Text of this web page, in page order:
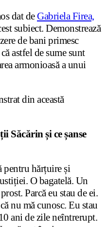
dat deGabriela Firea,
subiect. Demonstrează
de bani primesc
astfel de sume sunt
armonioasă a unui
din această
Săcărin și ce șanse
pentru hărțuire și
O bagatelă. Un
Parcă eu stau de ei.
nu mă cunosc. Eu stau
ani de zile neîntrerupt.